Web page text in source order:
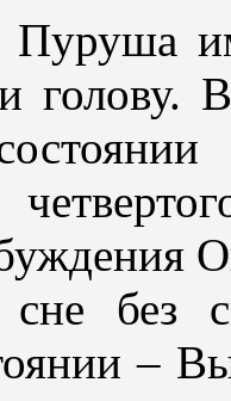
Пуруша
голову.
без
–